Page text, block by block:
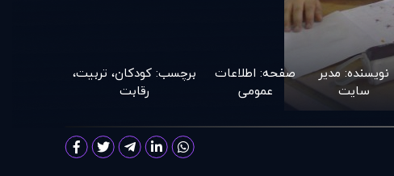
نویسنده: مدير
سايت
صفحه: اطلاعات
عمومی
برچسب:کودکان، تربیت،
رقابت